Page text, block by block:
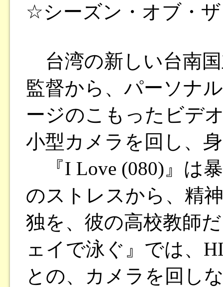
☆シーズン・オブ・
台湾の新しい台南
監督から、パーソナ
ージのこもったビデ
小型カメラを回し、
『I Love (080)』は
のストレスから、精
独を、彼の高校教師
ェイで泳ぐ』では、
との、カメラを回し